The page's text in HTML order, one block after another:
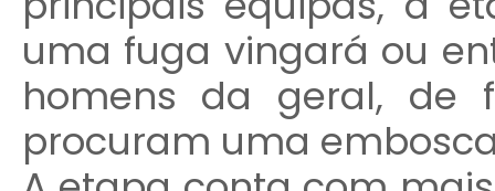
uma fuga vingará ou
homens da geral, de
procuram uma